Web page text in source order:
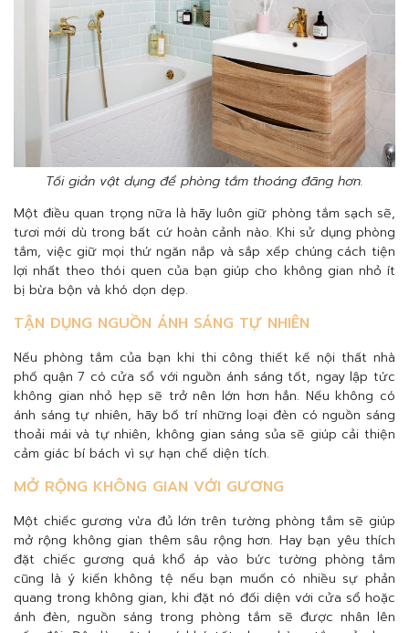
Tối giản vật dụng để phòng tắm thoáng đãng hơn.
Một điều quan trọng nữa là hãy luôn giữ phòng tắm sạch sẽ,
tươi mới dù trong bất cứ hoàn cảnh nào. Khi sử dụng phòng
tắm, việc giữ mọi thứ ngăn nắp và sắp xếp chúng cách tiện
lợi nhất theo thói quen của bạn giúp cho không gian nhỏ ít
bị bừa bộn và khó dọn dẹp.
TẬN DỤNG NGUỒN ÁNH SÁNG TỰ NHIÊN
Nếu phòng tắm của bạn khi thi công thiết kế nội thất nhà
phố quận 7 có cửa sổ với nguồn ánh sáng tốt, ngay lập tức
không gian nhỏ hẹp sẽ trở nên lớn hơn hẳn. Nếu không có
ánh sáng tự nhiên, hãy bố trí những loại đèn có nguồn sáng
thoải mái và tự nhiên, không gian sáng sủa sẽ giúp cải thiện
cảm giác bí bách vì sự hạn chế diện tích.
MỞ RỘNG KHÔNG GIAN VỚI GƯƠNG
Một chiếc gương vừa đủ lớn trên tường phòng tắm sẽ giúp
mở rộng không gian thêm sâu rộng hơn. Hay bạn yêu thích
đặt chiếc gương quá khổ áp vào bức tường phòng tắm
cũng là ý kiến không tệ nếu bạn muốn có nhiều sự phản
quang trong không gian, khi đặt nó đối diện với cửa sổ hoặc
ánh đèn, nguồn sáng trong phòng tắm sẽ được nhân lên